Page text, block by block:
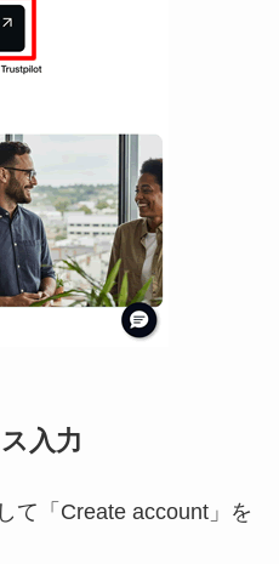
入力
て「Create account」を